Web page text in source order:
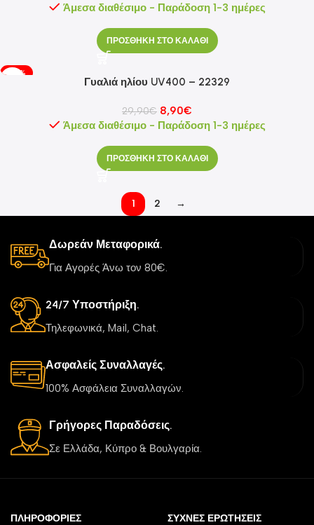
Άμεσα διαθέσιμο - Παράδοση 1-3 ημέρες
ΠΡΟΣΘΗΚΗ ΣΤΟ ΚΑΛΑΘΙ
-70%
Γυαλιά ηλίου UV400 – 22329
29,90€ 8,90€
Άμεσα διαθέσιμο - Παράδοση 1-3 ημέρες
ΠΡΟΣΘΗΚΗ ΣΤΟ ΚΑΛΑΘΙ
1 2 →
Δωρεάν Μεταφορικά.
Για Αγορές Άνω τον 80€.
24/7 Υποστήριξη.
Τηλεφωνικά, Mail, Chat.
Ασφαλείς Συναλλαγές.
100% Ασφάλεια Συναλλαγών.
Γρήγορες Παραδόσεις.
Σε Ελλάδα, Κύπρο & Βουλγαρία.
ΠΛΗΡΟΦΟΡΊΕΣ
ΣΥΧΝΈΣ ΕΡΩΤΉΣΕΙΣ